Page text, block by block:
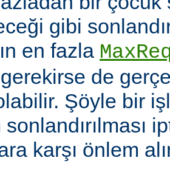
gibi
en fazla
de
Şöyle bir
karşı önlem